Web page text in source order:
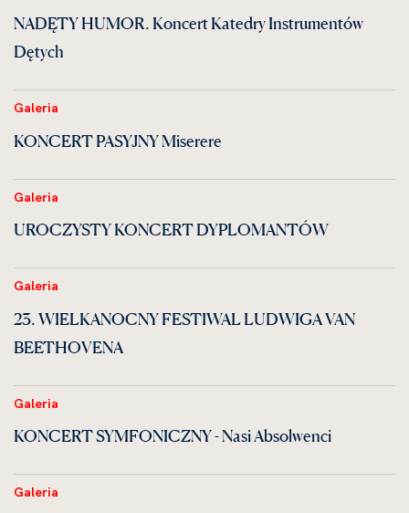
NADĘTY HUMOR. Koncert Katedry Instrumentów
Dętych
Galeria
KONCERT PASYJNY Miserere
Galeria
UROCZYSTY KONCERT DYPLOMANTÓW
Galeria
23. WIELKANOCNY FESTIWAL LUDWIGA VAN
BEETHOVENA
Galeria
KONCERT SYMFONICZNY - Nasi Absolwenci
Galeria